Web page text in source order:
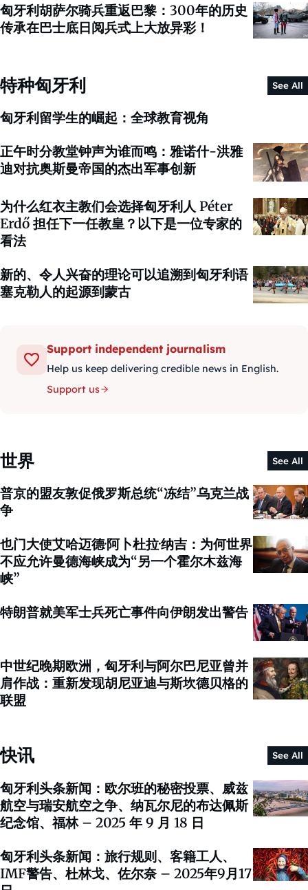
匈牙利胡萨尔骑兵重返巴黎：300年的历史
传承在巴士底日阅兵式上大放异彩！
特种匈牙利 See All
匈牙利留学生的崛起：全球教育视角
正午时分教堂钟声为谁而鸣：雅诺什-洪雅
迪对抗奥斯曼帝国的杰出军事创新
为什么红衣主教们会选择匈牙利人 Péter
Erdő 担任下一任教皇？以下是一位专家的
看法
新的、令人兴奋的理论可以追溯到匈牙利语
塞克勒人的起源到蒙古
Support independent journalism
Help us keep delivering credible news in English.
Support us
世界 See All
普京的盟友敦促俄罗斯总统“冻结”乌克兰战
争
也门大使艾哈迈德·阿卜杜拉·纳吉：为何世界
不应允许曼德海峡成为“另一个霍尔木兹海
峡”
特朗普就美军士兵死亡事件向伊朗发出警告
中世纪晚期欧洲，匈牙利与阿尔巴尼亚曾并
肩作战：重新发现胡尼亚迪与斯坎德贝格的
联盟
快讯 See All
匈牙利头条新闻：欧尔班的秘密投票、威兹
航空与瑞安航空之争、纳瓦尔尼的布达佩斯
纪念馆、福林 – 2025 年 9 月 18 日
匈牙利头条新闻：旅行规则、客籍工人、
IMF警告、杜林戈、佐尔奈 – 2025年9月17